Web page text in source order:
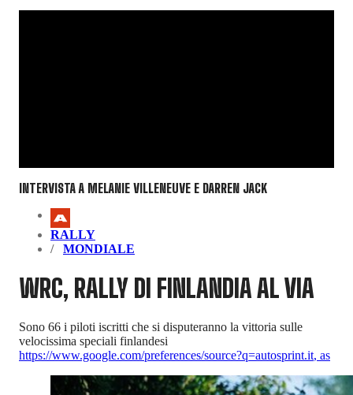
INTERVISTA A MELANIE VILLENEUVE E DARREN JACK
RALLY
MONDIALE
WRC, RALLY DI FINLANDIA AL VIA
Sono 66 i piloti iscritti che si disputeranno la vittoria sulle
velocissima speciali finlandesi
https://www.google.com/preferences/source?q=autosprint.it, as